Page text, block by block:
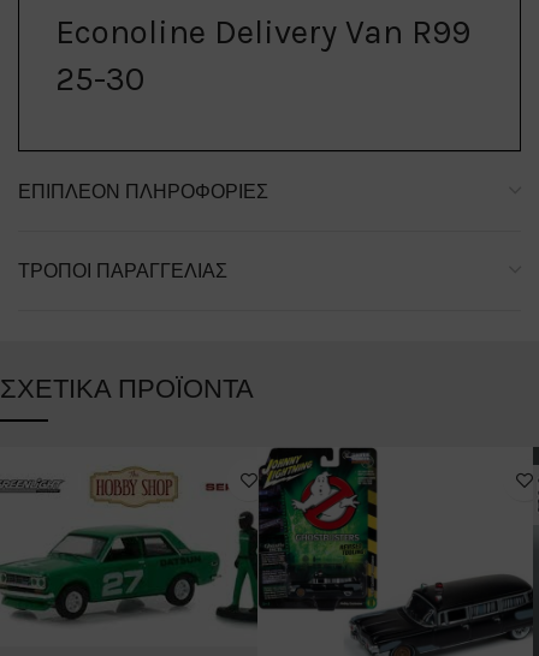
Econoline Delivery Van R99
25-30
ΕΠΙΠΛΈΟΝ ΠΛΗΡΟΦΟΡΊΕΣ
ΤΡΌΠΟΙ ΠΑΡΑΓΓΕΛΊΑΣ
ΣΧΕΤΙΚΆ ΠΡΟΪΌΝΤΑ